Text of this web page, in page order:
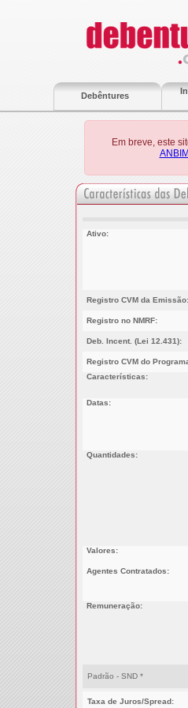
Debêntures
Em breve, este
Ativo:
Registro CVM da Emissão:
Registro no NMRF:
Deb. Incent. (Lei 12.431):
Registro CVM do
Características:
Datas:
Quantidades:
Valores:
Agentes Contratados:
Remuneração:
Padrão - SND *
Taxa de Juros/Spread: